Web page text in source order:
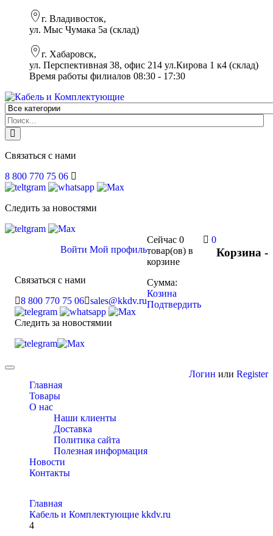
г. Владивосток,
ул. Мыс Чумака 5а (склад)
г. Хабаровск,
ул. Перспективная 38, офис 214 ул.Кирова 1 к4 (склад)
Время работы филиалов 08:30 - 17:30
Связаться с нами
8 800 770 75 06
Следить за новостями
Корзина -
0
Сейчас 0
товар(ов) в
корзине
Сумма:
Козина
Подтвердить
Войти Мой профиль
Связаться с нами
8 800 770 75 06 sales@kkdv.ru
Следить за новостямии
Toggle
navigationГлавная
Товары
О нас
Наши клиенты
Доставка
Политика сайта
Полезная информация
Новости
Контакты
Логин или Register
Главная
Кабель и Комплектующие kkdv.ru
4